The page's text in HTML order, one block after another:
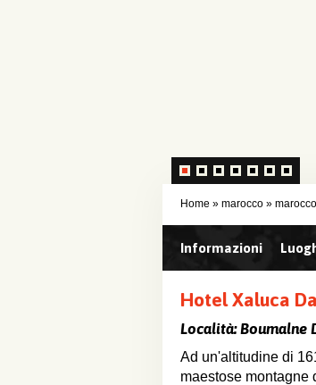
Home » marocco » marocco
Informazioni
Hotel Xaluca
Località:Boumalne
Ad un'altitudine di
maestose montagne